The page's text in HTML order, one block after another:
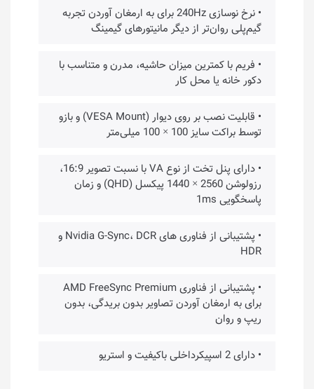
• نرخ نوسازی 240Hz برای به ارمغان آوردن تجربه
گیم‌پلی روان‌تر از دیگر مانیتورهای گیمینگ
• فریم با کمترین میزان حاشیه، مدرن و متناسب با
دکور خانه یا محل کار
• قابلیت نصب بر روی دیوار (VESA Mount) و بازو
توسط براکت سایز 100 × 100 میلی‌متر
• دارای پنل تخت از نوع VA با نسبت تصویر 16:9،
رزولوشن 2560 × 1440 پیکسل (QHD) و زمان
پاسخگویی 1ms
• پشتیبانی از فناوری های Nvidia G-Sync، DCR و
HDR
• پشتیبانی از فناوری AMD FreeSync Premium
برای به ارمغان آوردن تصاویر بدون بریدگی، بدون
ریپ و روان
• دارای 2 اسپیکرداخلی باکیفیت و استریو